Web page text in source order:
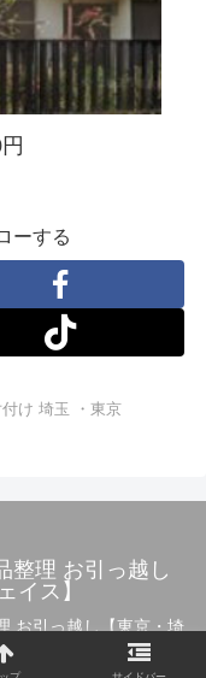
ーする
け 埼玉 ・東京
整理 お引っ越し
イス】
お引っ越し【東京・埼
.